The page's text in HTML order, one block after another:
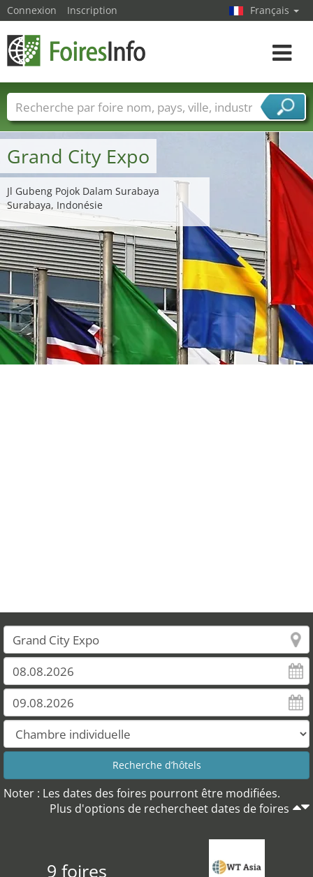
Grand City Expo
Jl Gubeng Pojok Dalam Surabaya
Surabaya, Indonésie
Noter : Les dates des foires pourront être modifiées.
Plus d'options de rechercheet dates de foires
9 foires
Connexion Inscription Français
Toggle
Foire noms Pays Villes
Secteurs de foire
Secteurs du fournisseur de services